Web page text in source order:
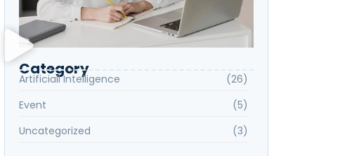
Category
Artificiall Intelligence
(26)
Event
(5)
Uncategorized
(3)